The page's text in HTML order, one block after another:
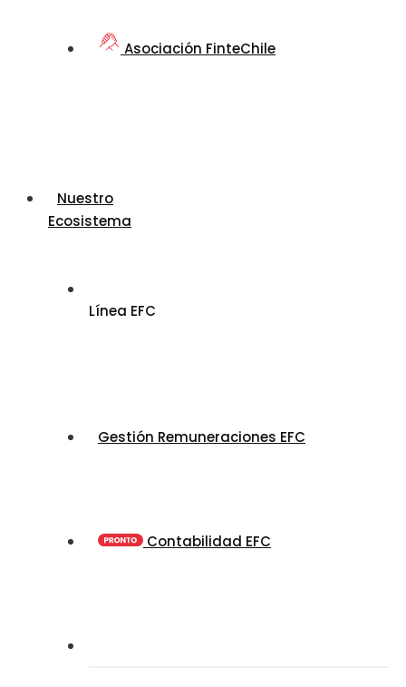
Asociación FinteChile
Nuestro
Ecosistema
Línea EFC
Gestión Remuneraciones EFC
Contabilidad EFC